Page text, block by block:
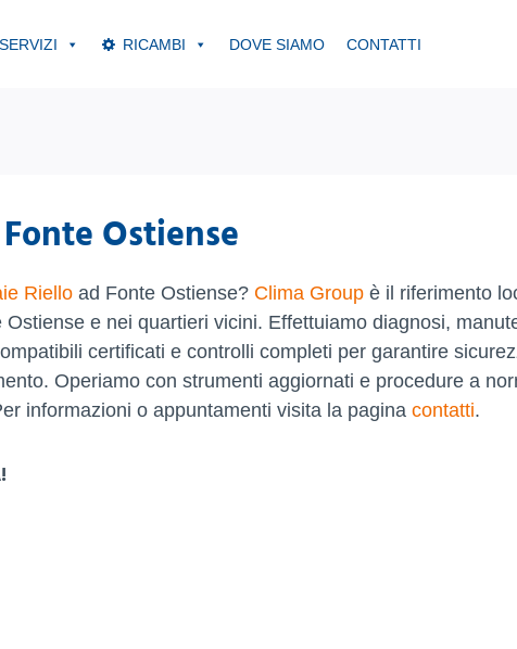
SERVIZI RICAMBI DOVE SIAMO CONTATTI
Ostiense
Riello ad Fonte Ostiense? Clima Group è il riferimento
e nei quartieri vicini. Effettuiamo diagnosi,
certificati e controlli completi per garantire
Operiamo con strumenti aggiornati e procedure a
informazioni o appuntamenti visita la pagina contatti.